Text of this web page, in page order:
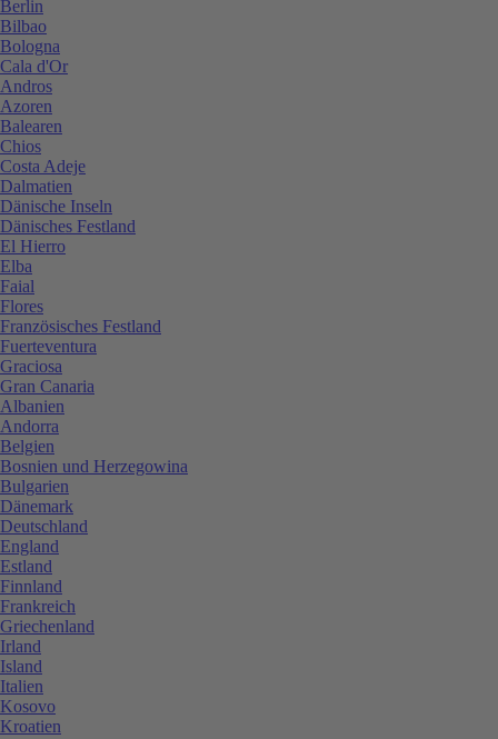
Berlin
Bilbao
Bologna
Cala d'Or
Andros
Azoren
Balearen
Chios
Costa Adeje
Dalmatien
Dänische Inseln
Dänisches Festland
El Hierro
Elba
Faial
Flores
Französisches Festland
Fuerteventura
Graciosa
Gran Canaria
Albanien
Andorra
Belgien
Bosnien und Herzegowina
Bulgarien
Dänemark
Deutschland
England
Estland
Finnland
Frankreich
Griechenland
Irland
Island
Italien
Kosovo
Kroatien